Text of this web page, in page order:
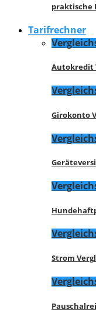
praktische
Tarifrechner
Autokredit
Girokonto
Strom